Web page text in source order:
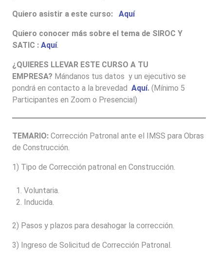
Quiero asistir a este curso: Aquí
Quiero conocer más sobre el tema de SIROC Y
SATIC : Aquí.
¿QUIERES LLEVAR ESTE CURSO A TU
EMPRESA? Mándanos tus datos y un ejecutivo se
pondrá en contacto a la brevedad Aquí. (Mínimo 5
Participantes en Zoom o Presencial)
TEMARIO: Corrección Patronal ante el IMSS para Obras
de Construcción.
1) Tipo de Corrección patronal en Construcción.
Voluntaria.
Inducida.
2) Pasos y plazos para desahogar la corrección.
3) Ingreso de Solicitud de Corrección Patronal.